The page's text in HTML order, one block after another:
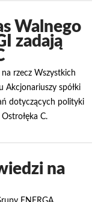
Walnego
zadają
rzecz Wszystkich
Akcjonariuszy spółki
dotyczących polityki
C.
na